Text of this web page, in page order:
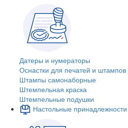
Датеры и нумераторы
Оснастки для печатей и штампов
Штампы самонаборные
Штемпельная краска
Штемпельные подушки
Настольные принадлежности